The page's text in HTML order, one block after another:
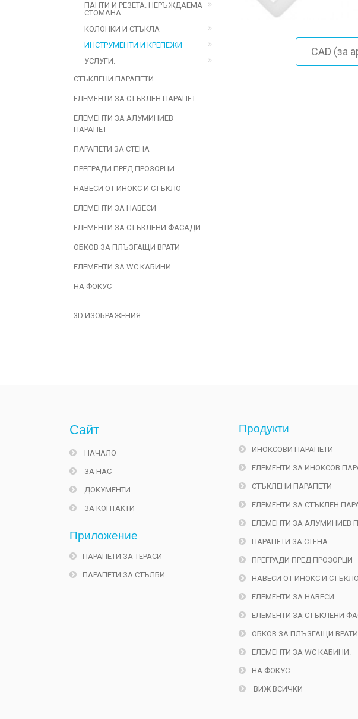
CAD (за
ПАНТИ И РЕЗЕТА. НЕРЪЖДАЕМА
СТОМАНА.
КОЛОНКИ И СТЪКЛА
ИНСТРУМЕНТИ И КРЕПЕЖИ
УСЛУГИ.
СТЪКЛЕНИ ПАРАПЕТИ
ЕЛЕМЕНТИ ЗА СТЪКЛЕН ПАРАПЕТ
ЕЛЕМЕНТИ ЗА АЛУМИНИЕВ
ПАРАПЕТ
ПАРАПЕТИ ЗА СТЕНА
ПРЕГРАДИ ПРЕД ПРОЗОРЦИ
НАВЕСИ ОТ ИНОКС И СТЪКЛО
ЕЛЕМЕНТИ ЗА НАВЕСИ
ЕЛЕМЕНТИ ЗА СТЪКЛЕНИ ФАСАДИ
ОБКОВ ЗА ПЛЪЗГАЩИ ВРАТИ
ЕЛЕМЕНТИ ЗА WC КАБИНИ.
НА ФОКУС
3D ИЗОБРАЖЕНИЯ
Сайт
НАЧАЛО
ЗА НАС
ДОКУМЕНТИ
ЗА КОНТАКТИ
Приложениe
ПАРАПЕТИ ЗА ТЕРАСИ
ПАРАПЕТИ ЗА СТЪЛБИ
Продукти
ИНОКСОВИ ПАРАПЕТИ
ЕЛЕМЕНТИ ЗА ИНОКСОВ
СТЪКЛЕНИ ПАРАПЕТИ
ЕЛЕМЕНТИ ЗА СТЪКЛЕН
ЕЛЕМЕНТИ ЗА АЛУМИНИЕВ
ПАРАПЕТИ ЗА СТЕНА
ПРЕГРАДИ ПРЕД ПРОЗОРЦИ
НАВЕСИ ОТ ИНОКС И СТЪКЛО
ЕЛЕМЕНТИ ЗА НАВЕСИ
ЕЛЕМЕНТИ ЗА СТЪКЛЕНИ
ОБКОВ ЗА ПЛЪЗГАЩИ ВРАТИ
ЕЛЕМЕНТИ ЗА WC КАБИНИ.
НА ФОКУС
ВИЖ ВСИЧКИ